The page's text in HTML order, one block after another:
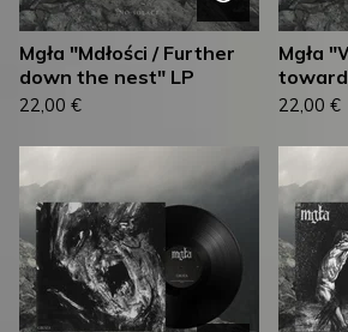
Mgła "Mdłości / Further
down the nest" LP
22,00 €
Mgła
22,00 €